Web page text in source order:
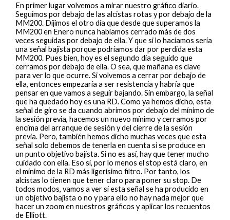
En primer lugar volvemos a mirar nuestro gráfico diario.
Seguimos por debajo de las alcistas rotas y por debajo de la
MM200. Dijimos el otro día que desde que superamos la
MM200 en Enero nunca habíamos cerrado más de dos
veces seguidas por debajo de ella. Y que si lo hacíamos sería
una señal bajista porque podríamos dar por perdida esta
MM200. Pues bien, hoy es el segundo día seguido que
cerramos por debajo de ella. O sea, que mañana es clave
para ver lo que ocurre. Si volvemos a cerrar por debajo de
ella, entonces empezaría a ser resistencia y habría que
pensar en que vamos a seguir bajando. Sin embargo, la señal
que ha quedado hoy es una RD. Como ya hemos dicho, esta
señal de giro se da cuando abrimos por debajo del mínimo de
la sesión previa, hacemos un nuevo mínimo y cerramos por
encima del arranque de sesión y del cierre de la sesión
previa. Pero, también hemos dicho muchas veces que esta
señal solo debemos de tenerla en cuenta si se produce en
un punto objetivo bajista. Si no es así, hay que tener mucho
cuidado con ella. Eso sí, por lo menos el stop está claro, en
el mínimo de la RD más ligerísimo filtro. Por tanto, los
alcistas lo tienen que tener claro para poner su stop. De
todos modos, vamos a ver si esta señal se ha producido en
un objetivo bajista o no y para ello no hay nada mejor que
hacer un zoom en nuestros gráficos y aplicar los recuentos
de Elliott.